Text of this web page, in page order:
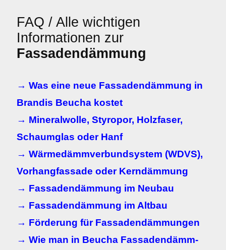
FAQ / Alle wichtigen
Informationen zur
Fassadendämmung
→ Was eine neue Fassadendämmung in
Brandis Beucha kostet
→ Mineralwolle, Styropor, Holzfaser,
Schaumglas oder Hanf
→ Wärmedämmverbundsystem (WDVS),
Vorhangfassade oder Kerndämmung
→ Fassadendämmung im Neubau
→ Fassadendämmung im Altbau
→ Förderung für Fassadendämmungen
→ Wie man in Beucha Fassadendämm-